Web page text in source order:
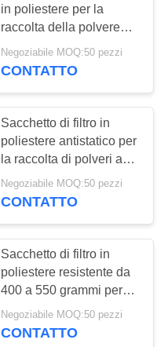
in poliestere per la
raccolta della polvere
nell'industria del legno
resistente alle alte
Negoziabile MOQ:50 pezzi
CONTATTO
Sacchetto di filtro in
poliestere antistatico per
la raccolta di polveri ad
alta temperatura
nell'industria alimentare
Negoziabile MOQ:50 pezzi
CONTATTO
Sacchetto di filtro in
poliestere resistente da
400 a 550 grammi per
metro quadrato
Negoziabile MOQ:50 pezzi
CONTATTO